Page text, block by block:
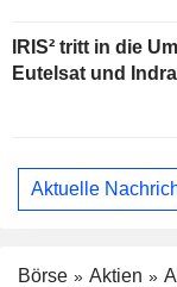
IRIS² tritt in die
Eutelsat und
Aktuelle
Börse Aktien